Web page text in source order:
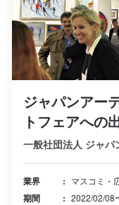
ジャパンアー
トフェアへの
一般社団法人 ジャパ
業界 マスコミ・
期間 2022/02/08